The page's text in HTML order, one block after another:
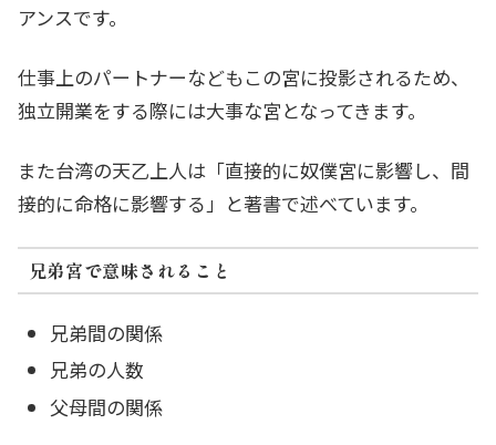
アンスです。
仕事上のパートナーなどもこの宮に投影されるため、
独立開業をする際には大事な宮となってきます。
また台湾の天乙上人は「直接的に奴僕宮に影響し、間
接的に命格に影響する」と著書で述べています。
兄弟宮で意味されること
兄弟間の関係
兄弟の人数
父母間の関係